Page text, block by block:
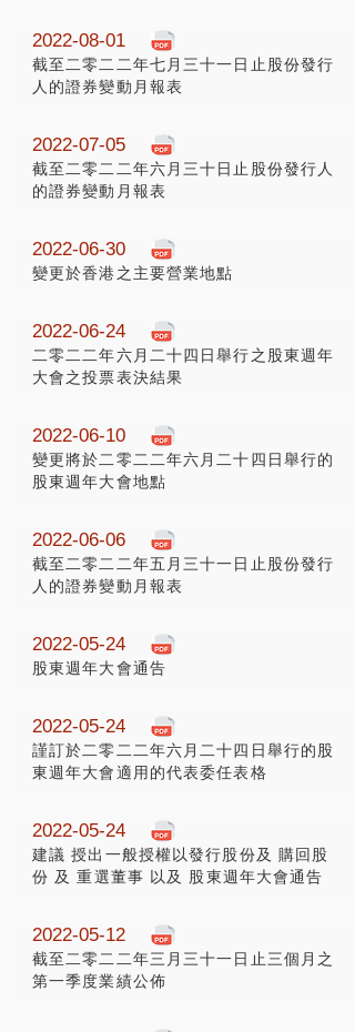
2022-08-01
截至二零二二年七月三十一日止股份發行
人的證券變動月報表
2022-07-05
截至二零二二年六月三十日止股份發行人
的證券變動月報表
2022-06-30
變更於香港之主要營業地點
2022-06-24
二零二二年六月二十四日舉行之股東週年
大會之投票表決結果
2022-06-10
變更將於二零二二年六月二十四日舉行的
股東週年大會地點
2022-06-06
截至二零二二年五月三十一日止股份發行
人的證券變動月報表
2022-05-24
股東週年大會通告
2022-05-24
謹訂於二零二二年六月二十四日舉行的股
東週年大會適用的代表委任表格
2022-05-24
建議 授出一般授權以發行股份及 購回股
份 及 重選董事 以及 股東週年大會通告
2022-05-12
截至二零二二年三月三十一日止三個月之
第一季度業績公佈